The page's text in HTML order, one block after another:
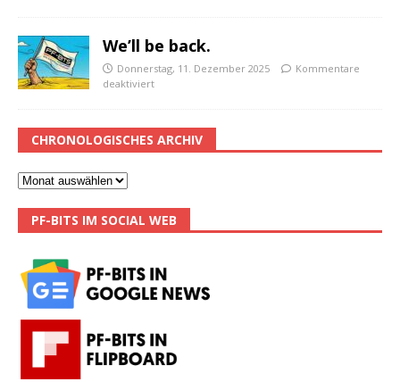
We’ll be back.
Donnerstag, 11. Dezember 2025
Kommentare
deaktiviert
CHRONOLOGISCHES ARCHIV
PF-BITS IM SOCIAL WEB